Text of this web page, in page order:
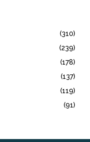
(310)
(239)
(178)
(137)
(119)
(91)